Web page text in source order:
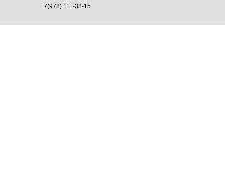
+7(978) 111-38-15